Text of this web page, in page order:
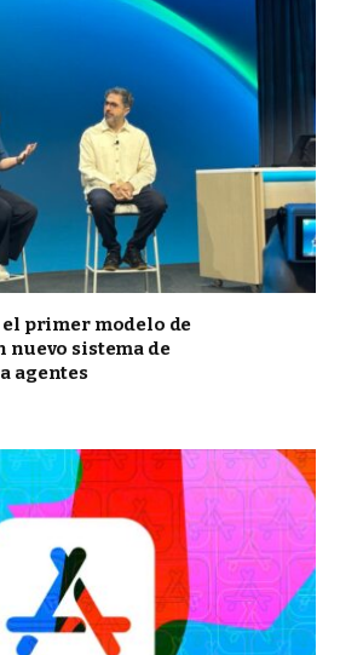
primer modelo de
nuevo sistema de
agentes